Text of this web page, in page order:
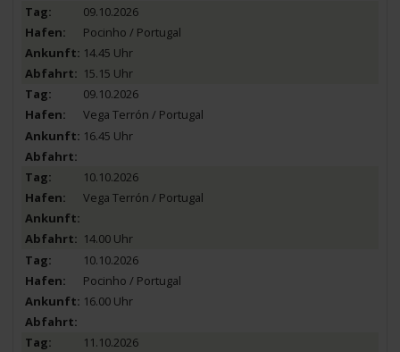
09.10.2026
Pocinho / Portugal
14.45 Uhr
15.15 Uhr
09.10.2026
Vega Terrón / Portugal
16.45 Uhr
10.10.2026
Vega Terrón / Portugal
14.00 Uhr
10.10.2026
Pocinho / Portugal
16.00 Uhr
11.10.2026